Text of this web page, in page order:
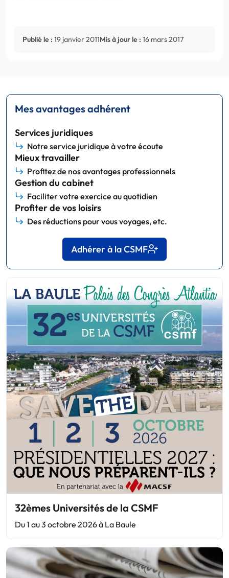
Publié le : 19 janvier 2011Mis à jour le : 16 mars 2017
Mes avantages adhérent
Services juridiques
Notre service juridique à votre écoute
Mieux travailler
Profitez de nos avantages professionnels
Gestion du cabinet
Faciliter votre exercice au quotidien
Profiter de vos loisirs
Des réductions pour vous voyages, etc.
Adhérer à la CSMF
32èmes Universités de la CSMF
Du 1 au 3 octobre 2026 à La Baule